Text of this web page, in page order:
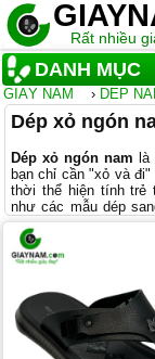
Rất nhiều
DANH MỤC
GIẦY NAM › DÉP
Dép xỏ ngón
Dép xỏ ngón nam là
bạn chỉ cần "xỏ và
thời thể hiện tính trẻ
như các mẫu dép
giản nhưng vẫn đầy
ưa chuộng hàng đầu
giác thoải mái,
mùa hè. Dép xỏ
biển, dã ngoại hay
bạn.